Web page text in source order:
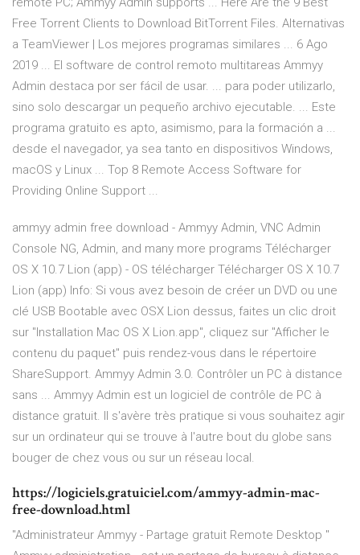
Free Torrent Clients to Download BitTorrent Files. Alternativas
a TeamViewer | Los mejores programas similares ... 6 Ago
2019 ... El software de control remoto multitareas Ammyy
Admin destaca por ser fácil de usar. ... para poder utilizarlo,
sino solo descargar un pequeño archivo ejecutable. ... Este
programa gratuito es apto, asimismo, para la formación a ...
desde el navegador, ya sea tanto en dispositivos Windows,
macOS y Linux ... Top 8 Remote Access Software for
Providing Online Support ...
ammyy admin free download - Ammyy Admin, VNC Admin
Console NG, Admin, and many more programs Télécharger
OS X 10.7 Lion (app) - OS télécharger Télécharger OS X 10.7
Lion (app) Info: Si vous avez besoin de créer un DVD ou une
clé USB Bootable avec OSX Lion dessus, faites un clic droit
sur "Installation Mac OS X Lion.app", cliquez sur "Afficher le
contenu du paquet" puis rendez-vous dans le répertoire
ShareSupport. Ammyy Admin 3.0. Contrôler un PC à distance
sans ... Ammyy Admin est un logiciel de contrôle de PC à
distance gratuit. Il s'avère très pratique si vous souhaitez agir
sur un ordinateur qui se trouve à l'autre bout du globe sans
bouger de chez vous ou sur un réseau local.
https://logiciels.gratuiciel.com/ammyy-admin-mac-
free-download.html
"Administrateur Ammyy - Partage gratuit Remote Desktop "